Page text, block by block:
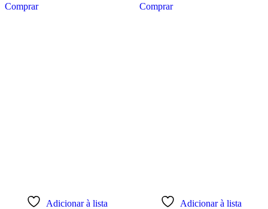
Comprar Comprar
Adicionar à lista
Adicionar à lista